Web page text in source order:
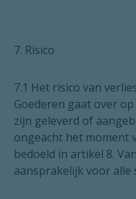
7. Risico
7.1 Het risico van
Goederen gaat over
zijn geleverd of
ongeacht het moment
bedoeld in artikel 8.
aansprakelijk voor alle